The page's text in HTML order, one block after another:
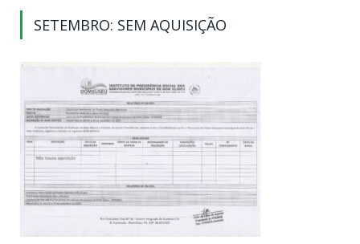
SETEMBRO: SEM AQUISIÇÃO